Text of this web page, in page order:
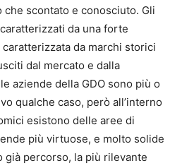
che scontato e conosciuto. Gli
da una forte
da marchi storici
dal mercato e dalla
aziende della GDO sono più o
qualche caso, però all’interno
esistono delle aree di
più virtuose, e molto solide
già percorso, la più rilevante